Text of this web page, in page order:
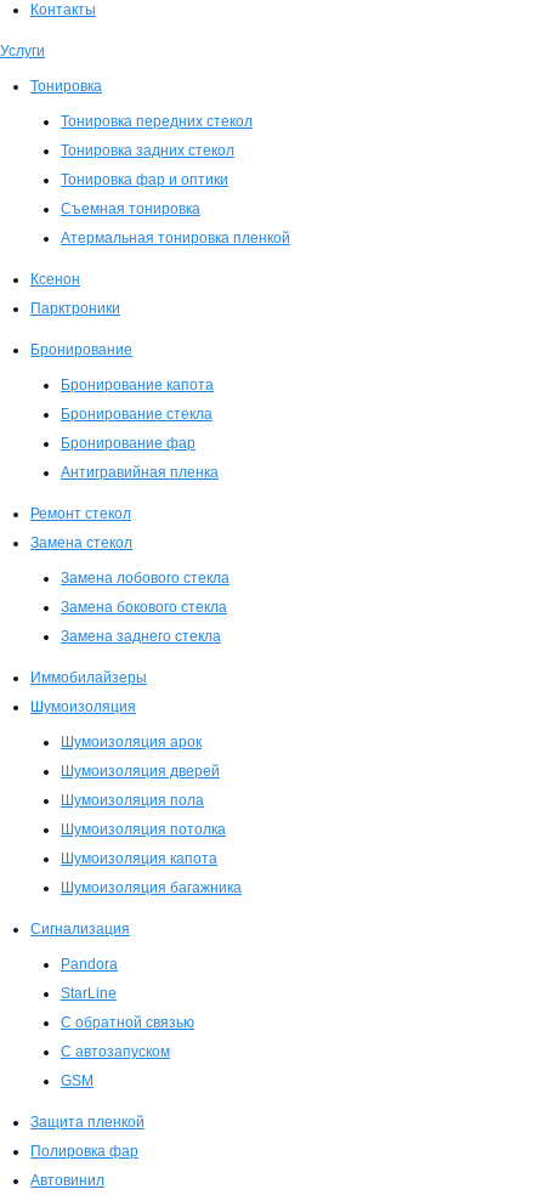
Контакты
Услуги
Тонировка
Тонировка передних стекол
Тонировка задних стекол
Тонировка фар и оптики
Съемная тонировка
Атермальная тонировка пленкой
Ксенон
Парктроники
Бронирование
Бронирование капота
Бронирование стекла
Бронирование фар
Антигравийная пленка
Ремонт стекол
Замена стекол
Замена лобового стекла
Замена бокового стекла
Замена заднего стекла
Иммобилайзеры
Шумоизоляция
Шумоизоляция арок
Шумоизоляция дверей
Шумоизоляция пола
Шумоизоляция потолка
Шумоизоляция капота
Шумоизоляция багажника
Сигнализация
Pandora
StarLine
С обратной связью
С автозапуском
GSM
Защита пленкой
Полировка фар
Автовинил